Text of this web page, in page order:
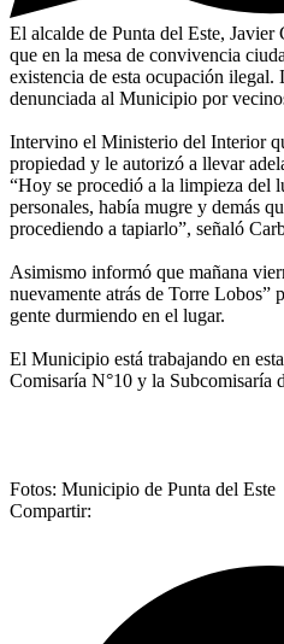
El alcalde de Punta del Este,
que en la mesa de convivencia
existencia de esta ocupación ilegal.
denunciada al Municipio por
Intervino el Ministerio del Interior
propiedad y le autorizó a llevar
“Hoy se procedió a la limpieza del
personales, había mugre y demás
procediendo a tapiarlo”, señaló
Asimismo informó que mañana
nuevamente atrás de Torre Lobos”
gente durmiendo en el lugar.
El Municipio está trabajando en
Comisaría N°10 y la Subcomisaría
Fotos: Municipio de Punta del Este
Compartir: